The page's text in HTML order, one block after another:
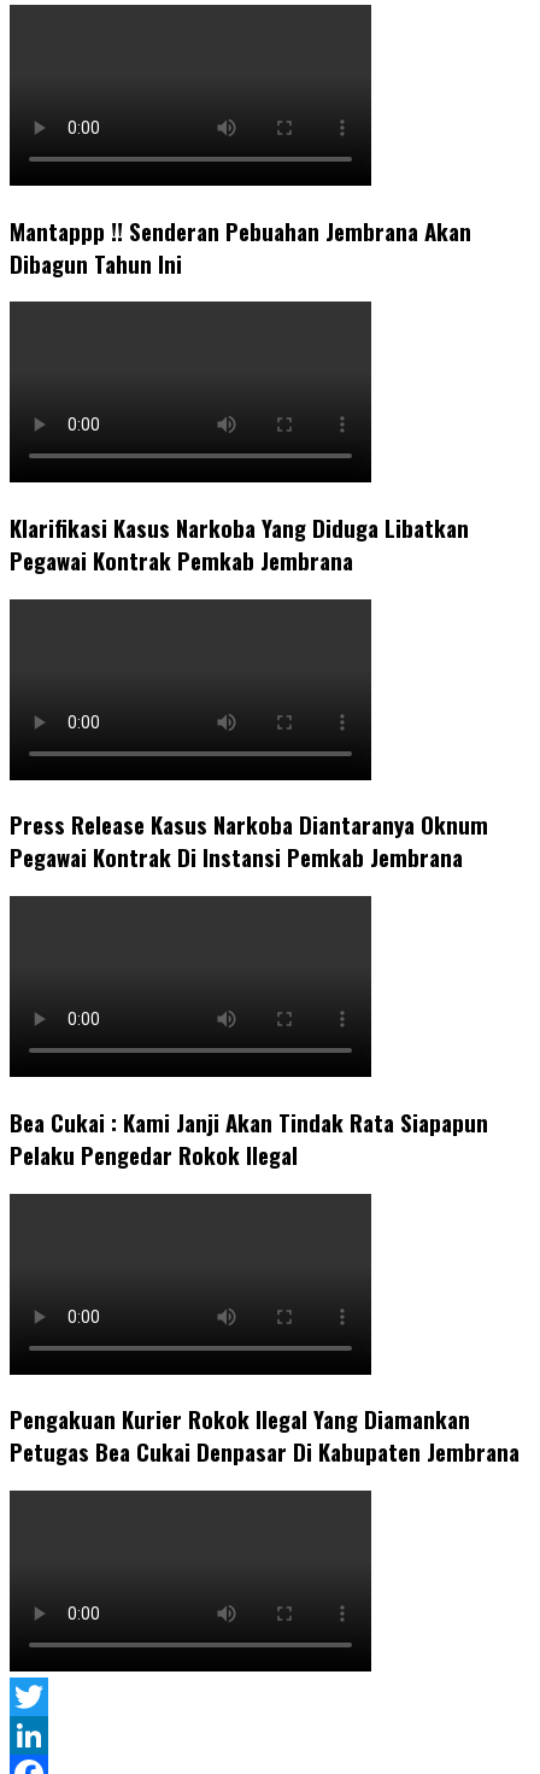
Mantappp !! Senderan Pebuahan Jembrana Akan
Dibagun Tahun Ini
Klarifikasi Kasus Narkoba Yang Diduga Libatkan
Pegawai Kontrak Pemkab Jembrana
Press Release Kasus Narkoba Diantaranya Oknum
Pegawai Kontrak Di Instansi Pemkab Jembrana
Bea Cukai : Kami Janji Akan Tindak Rata Siapapun
Pelaku Pengedar Rokok Ilegal
Pengakuan Kurier Rokok Ilegal Yang Diamankan
Petugas Bea Cukai Denpasar Di Kabupaten Jembrana
Twitter